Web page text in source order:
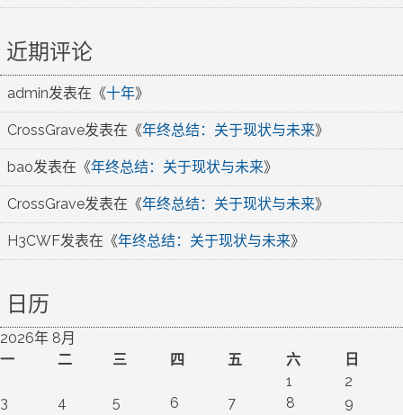
近期评论
admin发表在《十年》
CrossGrave发表在《年终总结：关于现状与未来》
bao发表在《年终总结：关于现状与未来》
CrossGrave发表在《年终总结：关于现状与未来》
H3CWF发表在《年终总结：关于现状与未来》
日历
2026年 8月
一
二 三 四 五 六
日
1
2
3
4 5 6 7 8
9